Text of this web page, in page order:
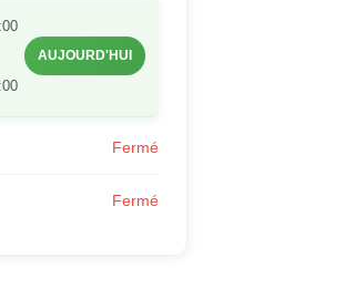
AUJOURD'HUI
Fermé
Fermé